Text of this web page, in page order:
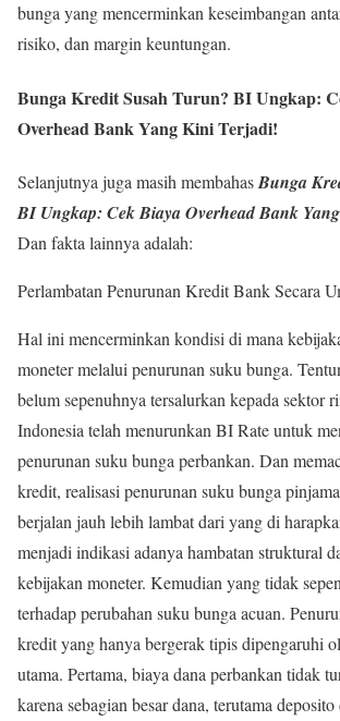
bunga yang mencerminkan keseimbangan
risiko, dan margin keuntungan.
Bunga Kredit Susah Turun? BI Ungkap:
Overhead Bank Yang Kini Terjadi!
Selanjutnya juga masih membahasBunga
BI Ungkap: Cek Biaya Overhead Bank
Dan fakta lainnya adalah:
Perlambatan Penurunan Kredit Bank Secara
Hal ini mencerminkan kondisi di mana
moneter melalui penurunan suku bunga.
belum sepenuhnya tersalurkan kepada sektor
Indonesia telah menurunkan BI Rate untuk
penurunan suku bunga perbankan. Dan
kredit, realisasi penurunan suku bunga
berjalan jauh lebih lambat dari yang di
menjadi indikasi adanya hambatan struktural
kebijakan moneter. Kemudian yang tidak
terhadap perubahan suku bunga acuan.
kredit yang hanya bergerak tipis dipengaruhi
utama. Pertama, biaya dana perbankan tidak
karena sebagian besar dana, terutama